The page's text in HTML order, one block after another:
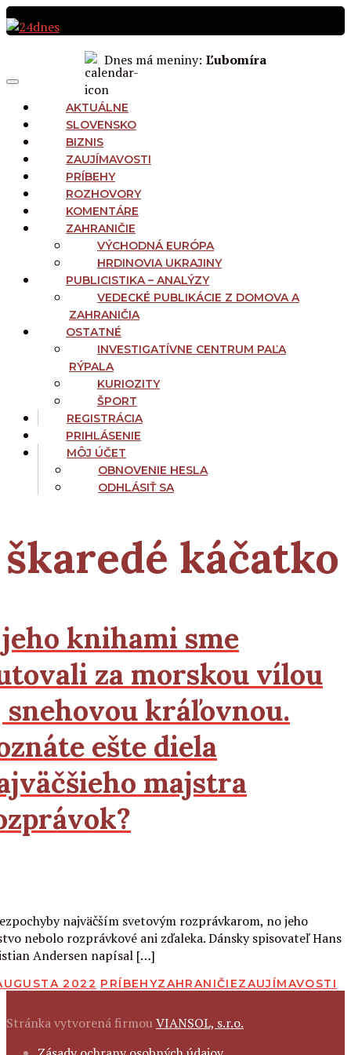
Preskočiť
na
Dnes má meniny: Ľubomíra
NAVIGATION
Menu
AKTUÁLNE
SLOVENSKO
BIZNIS
ZAUJÍMAVOSTI
PRÍBEHY
ROZHOVORY
KOMENTÁRE
ZAHRANIČIE
VÝCHODNÁ EURÓPA
HRDINOVIA UKRAJINY
PUBLICISTIKA – ANALÝZY
VEDECKÉ PUBLIKÁCIE Z DOMOVA A
ZAHRANIČIA
OSTATNÉ
INVESTIGATÍVNE CENTRUM PAĽA
RÝPALA
KURIOZITY
ŠPORT
REGISTRÁCIA
PRIHLÁSENIE
MÔJ ÚČET
OBNOVENIE HESLA
ODHLÁSIŤ SA
škaredé káčatko
knihami sme
za morskou vílou
snehovou kráľovnou.
ešte diela
majstra
najväčším svetovým rozprávkarom, no jeho
nebolo rozprávkové ani zďaleka. Dánsky spisovateľ Hans
Andersen napísal […]
2022 PRÍBEHYZAHRANIČIEZAUJÍMAVOSTI
Stránka vytvorená firmou VIANSOL, s.r.o.
FOOTER